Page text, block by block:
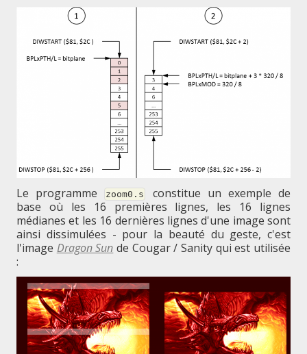
Le programme zoom0.s
constitue un exemple de
base où les 16 premières lignes, les 16 lignes
médianes et les 16 dernières lignes d'une image sont
ainsi dissimulées - pour la beauté du geste, c'est
l'image Dragon Sun de Cougar / Sanity qui est utilisée
: